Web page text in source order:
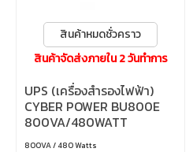
สินค้าหมดชั่วคราว
สินค้าจัดส่งภายใน 2 วันทำการ
UPS (เครื่องสำรองไฟฟ้า)
CYBER POWER BU800E
800VA/480WATT
(BLACK)
800VA / 480 Watts